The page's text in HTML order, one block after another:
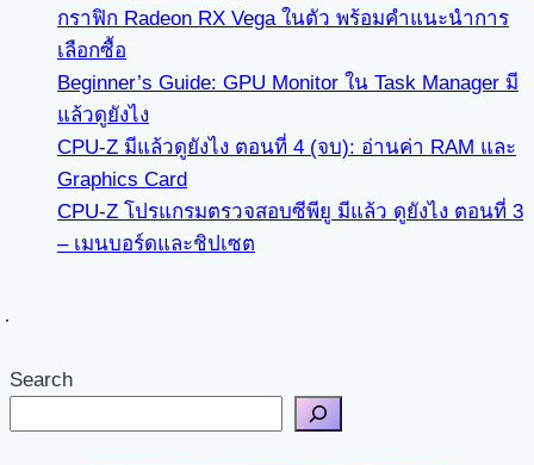
กราฟิก Radeon RX Vega ในตัว พร้อมคำแนะนำการ
เลือกซื้อ
Beginner’s Guide: GPU Monitor ใน Task Manager มี
แล้วดูยังไง
CPU-Z มีแล้วดูยังไง ตอนที่ 4 (จบ): อ่านค่า RAM และ
Graphics Card
CPU-Z โปรแกรมตรวจสอบซีพียู มีแล้ว ดูยังไง ตอนที่ 3
– เมนบอร์ดและชิปเซต
Search